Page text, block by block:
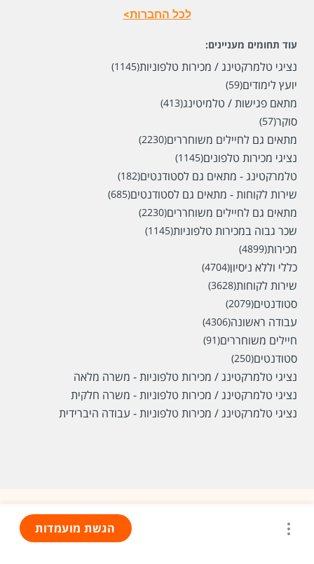
לכל החברות>
עוד תחומים מעניינים:
נציגי טלמרקטינג / מכירות טלפוניות(1145)
יועץ לימודים(59)
מתאם פגישות / טלמיטינג(413)
סוקר(57)
מתאים גם לחיילים משוחררים(2230)
נציגי מכירות טלפונים(1145)
טלמרקטינג - מתאים גם לסטודנטים(182)
שירות לקוחות - מתאים גם לסטודנטים(685)
מתאים גם לחיילים משוחררים(2230)
שכר גבוה במכירות טלפוניות(1145)
מכירות(4899)
כללי וללא ניסיון(4704)
שירות לקוחות(3628)
סטודנטים(2079)
עבודה ראשונה(4306)
חיילים משוחררים(91)
סטודנטים(250)
נציגי טלמרקטינג / מכירות טלפוניות - משרה מלאה
נציגי טלמרקטינג / מכירות טלפוניות - משרה חלקית
נציגי טלמרקטינג / מכירות טלפוניות - עבודה היברידית
הגשת מועמדות